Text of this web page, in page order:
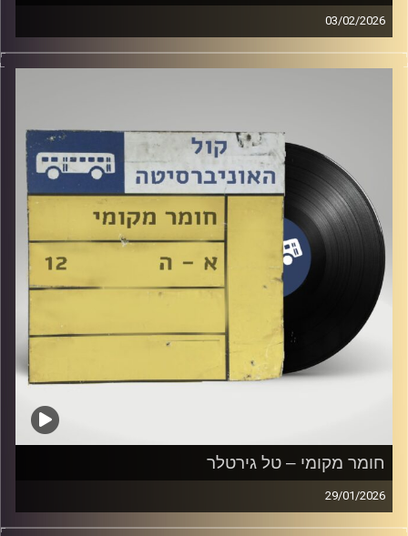
03/02/2026
שעה של מוזיקה ישראלית עם לירז מויאל
חומר מקומי – טל גירטלר
29/01/2026
שעה של מוזיקה ישראלית עם טל גירטלר